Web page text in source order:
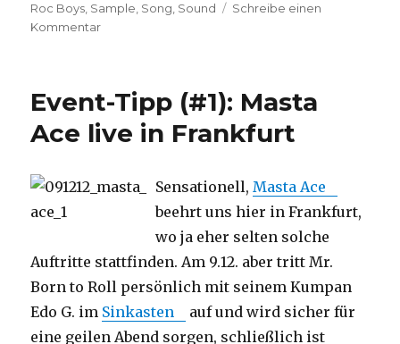
Roc Boys Sample Song Sound
Schreibe einen
Kommentarzu
Menahan
Band
Event-Tipp (#1): Masta
Ace live in Frankfurt
Sensationell,Masta Ace
beehrt uns hier in Frankfurt,
wo ja eher selten solche
Auftritte stattfinden. Am 9.12. aber tritt Mr.
Born to Roll persönlich mit seinem Kumpan
Edo G. im Sinkasten
auf und wird sicher für
eine geilen Abend sorgen, schließlich ist